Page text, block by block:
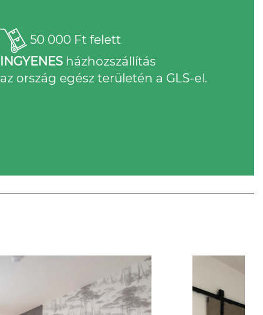
50 000 Ft felett
INGYENESházhozszállítás
az ország egész területén a GLS-el.